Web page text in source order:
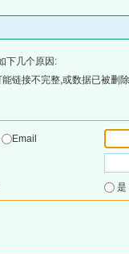
下几个原因:
链接不完整,或数据已被删
Email